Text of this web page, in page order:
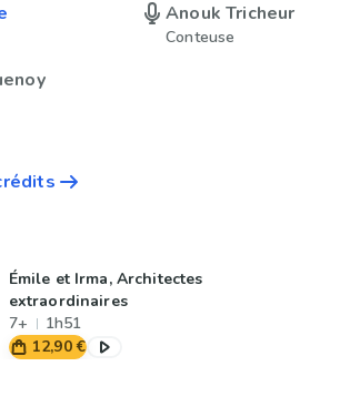
Anouk Tricheur
Conteuse
Émile et Irma, Architectes
extraordinaires
7+
1h51
12,90 €